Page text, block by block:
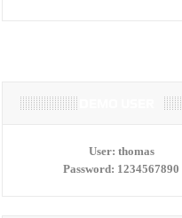
User: thomas
Password: 1234567890